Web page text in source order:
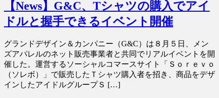
【News】G&C、Tシャツの購入でアイ
ドルと握手できるイベント開催
グランドデザイン＆カンパニー（G&C）は８月５日、メン
ズアパレルのネット販売事業者と共同でリアルイベントを開
催した。運営するソーシャルコマースサイト「Ｓｏｒｅｖｏ
（ソレボ）」で販売したＴシャツ購入者を招き、商品をデザ
インしたアイドルグループＳ […]